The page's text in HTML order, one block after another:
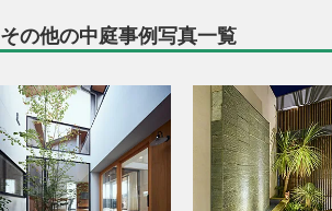
その他の中庭事例写真一覧